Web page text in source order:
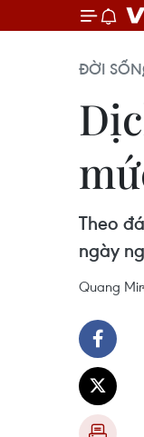
ĐỜI
Theo
ngày
Quang